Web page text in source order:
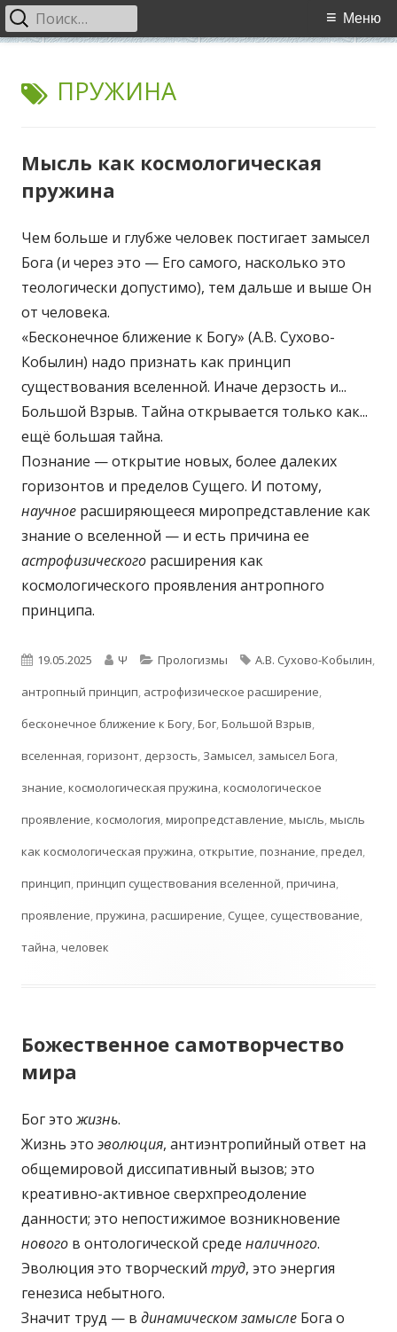
содержимому
Взаимодействие
Основное
Меню
Найти:
МЕТКА:
ПРУЖИНА
Мысль как космологическая
пружина
Чем больше и глубже человек постигает замысел
Бога (и через это — Его самого, насколько это
теологически допустимо), тем дальше и выше Он
от человека.
«Бесконечное ближение к Богу» (А.В. Сухово-
Кобылин) надо признать как принцип
существования вселенной. Иначе дерзость и...
Большой Взрыв. Тайна открывается только как...
ещё большая тайна.
Познание — открытие новых, более далеких
горизонтов и пределов Сущего. И потому,
научное расширяющееся миропредставление как
знание о вселенной — и есть причина ее
астрофизического расширения как
космологического проявления антропного
принципа.
Опубликовано
19.05.2025 Автор
Ψ Рубрики
Прологизмы Метки
А.В. Сухово-Кобылин,
антропный принцип, астрофизическое расширение,
бесконечное ближение к Богу,Бог,Большой Взрыв,
вселенная,горизонт, дерзость, Замысел, замысел Бога,
знание,космологическая пружина,космологическое
проявление,космология,миропредставление,мысль,мысль
как космологическая пружина, открытие,познание,предел,
принцип,принцип существования вселенной,причина,
проявление,пружина,расширение, Сущее, существование,
тайна,человек
Божественное самотворчество
мира
Бог этожизнь.
Жизнь это эволюция, антиэнтропийный ответ на
общемировой диссипативный вызов; это
креативно-активное сверхпреодоление
данности; это непостижимое возникновение
нового в онтологической среде наличного.
Эволюция это творческий труд, это энергия
генезиса небытного.
Значит труд — в динамическом замысле Бога о